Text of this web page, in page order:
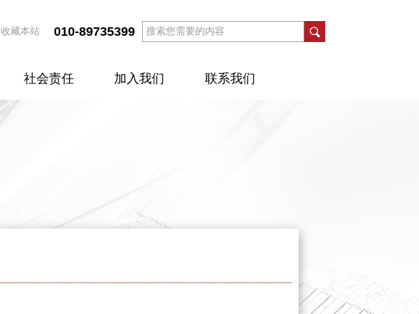
收藏本站 010-89735399
社会责任 加入我们 联系我们